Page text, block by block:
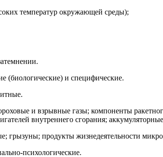
температур окружающей среды);
(биологические) и специфические.
и взрывные газы; компоненты
внутреннего сгорания;
грызуны; продукты жизнедеятельности
психологические.